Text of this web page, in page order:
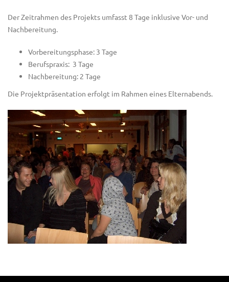
Der Zeitrahmen des Projekts umfasst 8 Tage inklusive Vor- und
Nachbereitung.
Vorbereitungsphase: 3 Tage
Berufspraxis: 3 Tage
Nachbereitung: 2 Tage
Die Projektpräsentation erfolgt im Rahmen eines Elternabends.